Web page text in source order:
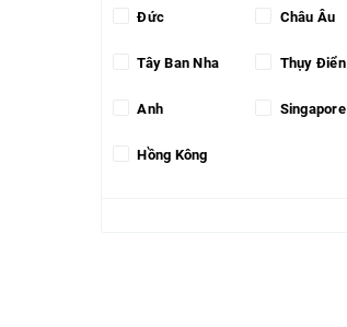
Đức Châu Âu
Tây Ban Nha Thụy Điển
Anh Singapore
Hồng Kông